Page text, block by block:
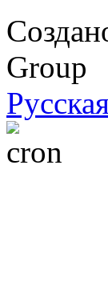
Group